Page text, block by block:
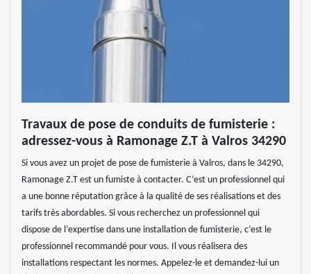
Travaux de pose de conduits de fumisterie :
adressez-vous à Ramonage Z.T à Valros 34290
Si vous avez un projet de pose de fumisterie à Valros, dans le 34290,
Ramonage Z.T est un fumiste à contacter. C’est un professionnel qui
a une bonne réputation grâce à la qualité de ses réalisations et des
tarifs très abordables. Si vous recherchez un professionnel qui
dispose de l’expertise dans une installation de fumisterie, c’est le
professionnel recommandé pour vous. Il vous réalisera des
installations respectant les normes. Appelez-le et demandez-lui un